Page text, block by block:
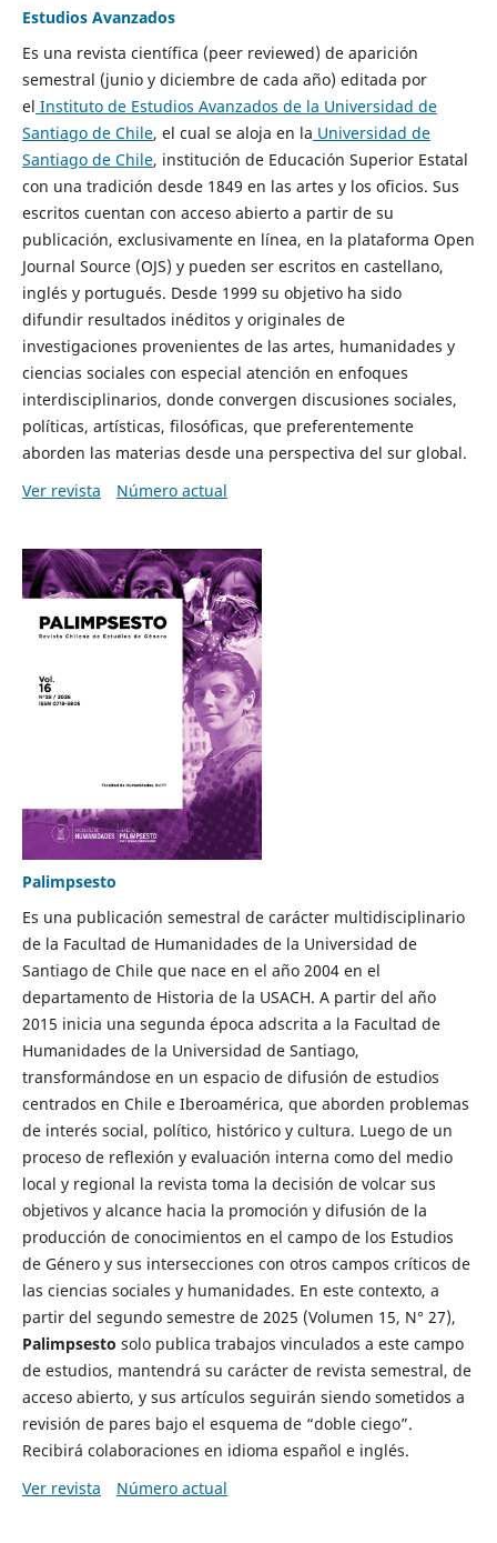
Estudios Avanzados
Es una revista científica (peer reviewed) de aparición
semestral (junio y diciembre de cada año) editada por
el Instituto de Estudios Avanzados de la Universidad de
Santiago de Chile, el cual se aloja en la Universidad de
Santiago de Chile, institución de Educación Superior Estatal
con una tradición desde 1849 en las artes y los oficios. Sus
escritos cuentan con acceso abierto a partir de su
publicación, exclusivamente en línea, en la plataforma Open
Journal Source (OJS) y pueden ser escritos en castellano,
inglés y portugués. Desde 1999 su objetivo ha sido
difundir resultados inéditos y originales de
investigaciones provenientes de las artes, humanidades y
ciencias sociales con especial atención en enfoques
interdisciplinarios, donde convergen discusiones sociales,
políticas, artísticas, filosóficas, que preferentemente
aborden las materias desde una perspectiva del sur global.
Ver revista
Número actual
Palimpsesto
Es una publicación semestral de carácter multidisciplinario
de la Facultad de Humanidades de la Universidad de
Santiago de Chile que nace en el año 2004 en el
departamento de Historia de la USACH. A partir del año
2015 inicia una segunda época adscrita a la Facultad de
Humanidades de la Universidad de Santiago,
transformándose en un espacio de difusión de estudios
centrados en Chile e Iberoamérica, que aborden problemas
de interés social, político, histórico y cultura. Luego de un
proceso de reflexión y evaluación interna como del medio
local y regional la revista toma la decisión de volcar sus
objetivos y alcance hacia la promoción y difusión de la
producción de conocimientos en el campo de los Estudios
de Género y sus intersecciones con otros campos críticos de
las ciencias sociales y humanidades. En este contexto, a
partir del segundo semestre de 2025 (Volumen 15, N° 27),
Palimpsesto solo publica trabajos vinculados a este campo
de estudios, mantendrá su carácter de revista semestral, de
acceso abierto, y sus artículos seguirán siendo sometidos a
revisión de pares bajo el esquema de “doble ciego”.
Recibirá colaboraciones en idioma español e inglés.
Ver revista
Número actual